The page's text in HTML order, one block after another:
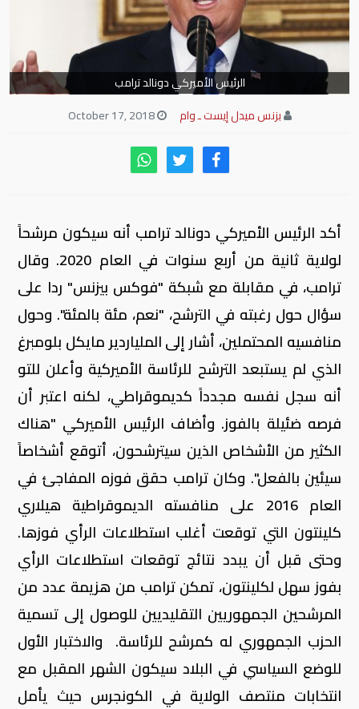
الرئيس الأميركي دونالد ترامب
بزنس ميدل إيست ـ وام
October 17, 2018
أكد الرئيس الأميركي دونالد ترامب أنه سيكون مرشحاً
لولاية ثانية من أربع سنوات في العام 2020. وقال
ترامب، في مقابلة مع شبكة "فوكس بيزنس" ردا على
سؤال حول رغبته في الترشح، "نعم، مئة بالمئة". وحول
منافسيه المحتملين، أشار إلى الملياردير مايكل بلومبرغ
الذي لم يستبعد الترشح للرئاسة الأميركية وأعلن للتو
أنه سجل نفسه مجدداً كديموقراطي، لكنه اعتبر أن
فرصه ضئيلة بالفوز. وأضاف الرئيس الأميركي "هناك
الكثير من الأشخاص الذين سيترشحون، أتوقع أشخاصاً
سيئين بالفعل". وكان ترامب حقق فوزه المفاجئ في
العام 2016 على منافسته الديموقراطية هيلاري
كلينتون التي توقعت أغلب استطلاعات الرأي فوزها.
وحتى قبل أن يبدد نتائج توقعات استطلاعات الرأي
بفوز سهل لكلينتون، تمكن ترامب من هزيمة عدد من
المرشحين الجمهوريين التقليديين للوصول إلى تسمية
الحزب الجمهوري له كمرشح للرئاسة. والاختبار الأول
للوضع السياسي في البلاد سيكون الشهر المقبل مع
انتخابات منتصف الولاية في الكونجرس حيث يأمل